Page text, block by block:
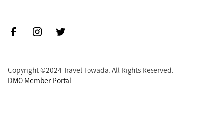
Copyright ©2024 Travel Towada. All Rights Reserved.
DMO Member Portal